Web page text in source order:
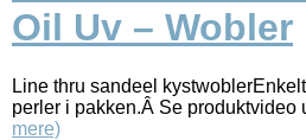
Oil Uv – Wobler
Line thru sandeel
perler i pakken.Â Se produktvideo
mere)